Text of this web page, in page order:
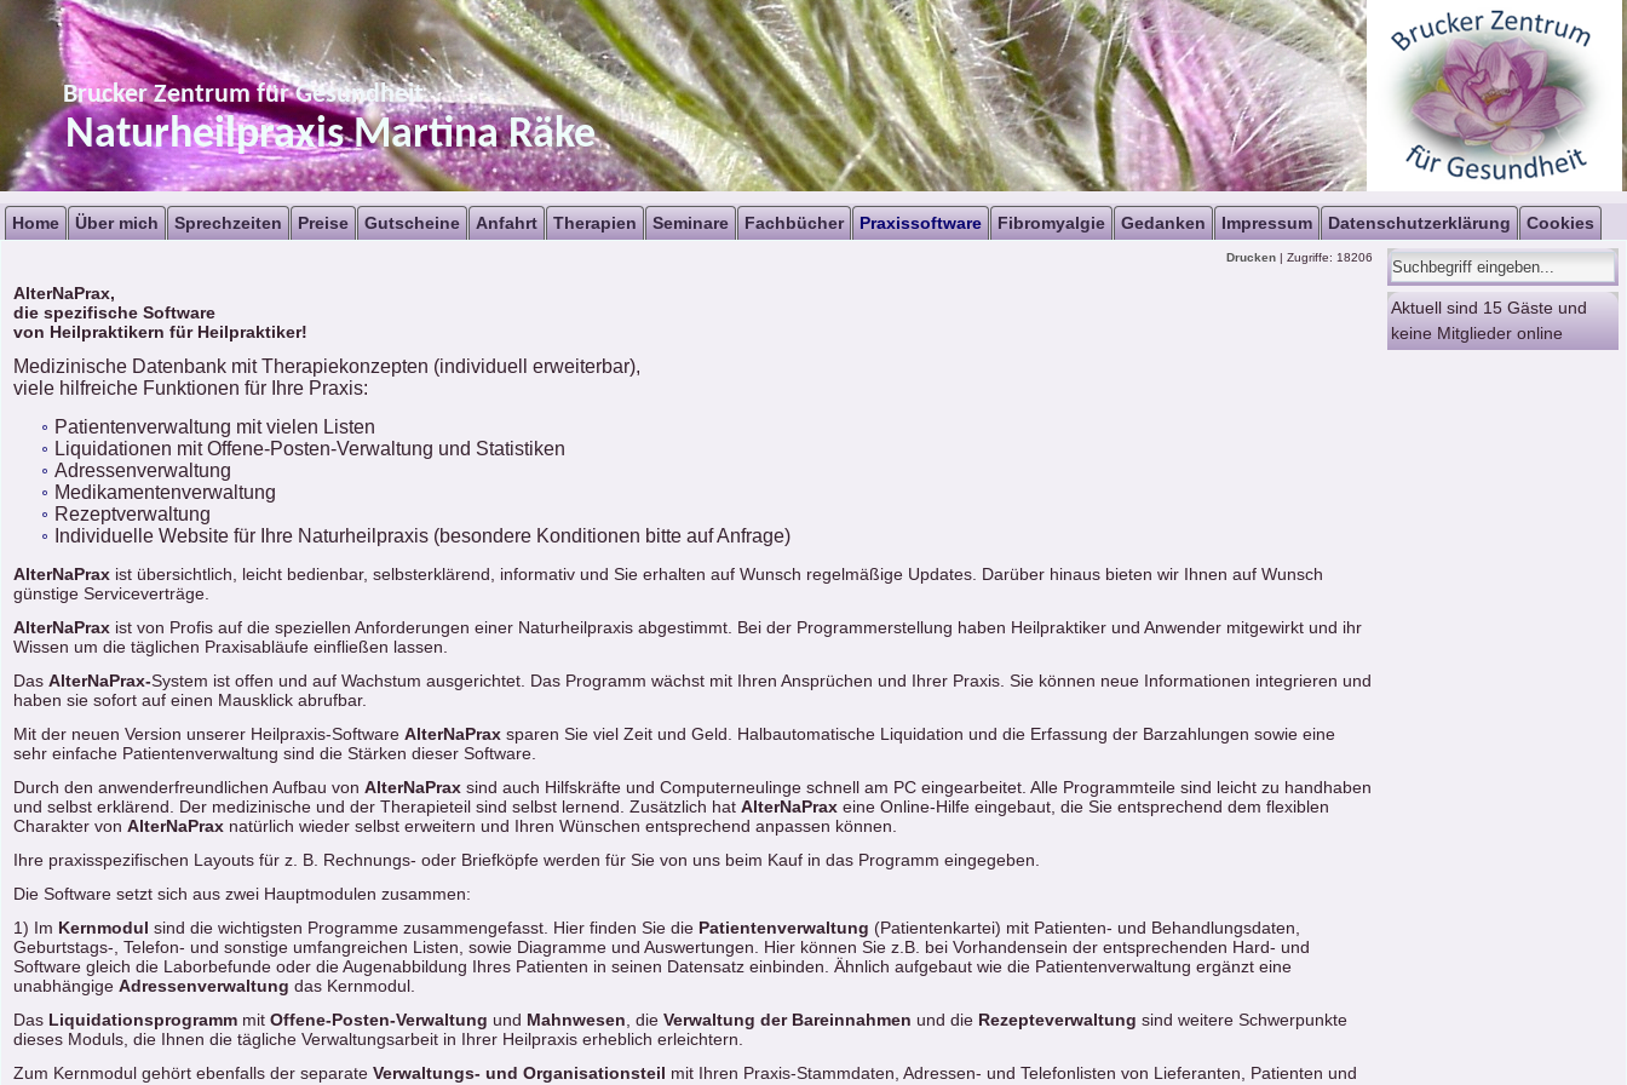
Brucker Zentrum für Gesundheit
Naturheilpraxis Martina Räke
Home Über mich Sprechzeiten Preise Gutscheine Anfahrt Therapien Seminare Fachbücher Praxissoftware Fibromyalgie Gedanken Impressum Datenschutzerklärung Cookies
Drucken | Zugriffe: 18206
AlterNaPrax,
die spezifische Software
von Heilpraktikern für Heilpraktiker!
Medizinische Datenbank mit Therapiekonzepten (individuell erweiterbar),
viele hilfreiche Funktionen für Ihre Praxis:
Patientenverwaltung mit vielen Listen
Liquidationen mit Offene-Posten-Verwaltung und Statistiken
Adressenverwaltung
Medikamentenverwaltung
Rezeptverwaltung
Individuelle Website für Ihre Naturheilpraxis (besondere Konditionen bitte auf Anfrage)
AlterNaPrax ist übersichtlich, leicht bedienbar, selbsterklärend, informativ und Sie erhalten auf Wunsch regelmäßige Updates. Darüber hinaus bieten wir Ihnen auf Wunsch
günstige Serviceverträge.
AlterNaPrax ist von Profis auf die speziellen Anforderungen einer Naturheilpraxis abgestimmt. Bei der Programmerstellung haben Heilpraktiker und Anwender mitgewirkt und ihr
Wissen um die täglichen Praxisabläufe einfließen lassen.
Das AlterNaPrax-System ist offen und auf Wachstum ausgerichtet. Das Programm wächst mit Ihren Ansprüchen und Ihrer Praxis. Sie können neue Informationen integrieren und
haben sie sofort auf einen Mausklick abrufbar.
Mit der neuen Version unserer Heilpraxis-Software AlterNaPrax sparen Sie viel Zeit und Geld. Halbautomatische Liquidation und die Erfassung der Barzahlungen sowie eine
sehr einfache Patientenverwaltung sind die Stärken dieser Software.
Durch den anwenderfreundlichen Aufbau von AlterNaPrax sind auch Hilfskräfte und Computerneulinge schnell am PC eingearbeitet. Alle Programmteile sind leicht zu handhaben
und selbst erklärend. Der medizinische und der Therapieteil sind selbst lernend. Zusätzlich hat AlterNaPrax eine Online-Hilfe eingebaut, die Sie entsprechend dem flexiblen
Charakter von AlterNaPrax natürlich wieder selbst erweitern und Ihren Wünschen entsprechend anpassen können.
Ihre praxisspezifischen Layouts für z. B. Rechnungs- oder Briefköpfe werden für Sie von uns beim Kauf in das Programm eingegeben.
Die Software setzt sich aus zwei Hauptmodulen zusammen:
1) Im Kernmodul sind die wichtigsten Programme zusammengefasst. Hier finden Sie die Patientenverwaltung (Patientenkartei) mit Patienten- und Behandlungsdaten,
Geburtstags-, Telefon- und sonstige umfangreichen Listen, sowie Diagramme und Auswertungen. Hier können Sie z.B. bei Vorhandensein der entsprechenden Hard- und
Software gleich die Laborbefunde oder die Augenabbildung Ihres Patienten in seinen Datensatz einbinden. Ähnlich aufgebaut wie die Patientenverwaltung ergänzt eine
unabhängige Adressenverwaltung das Kernmodul.
Das Liquidationsprogramm mit Offene-Posten-Verwaltung und Mahnwesen , die Verwaltung der Bareinnahmen und die Rezepteverwaltung sind weitere Schwerpunkte
dieses Moduls, die Ihnen die tägliche Verwaltungsarbeit in Ihrer Heilpraxis erheblich erleichtern.
Zum Kernmodul gehört ebenfalls der separate Verwaltungs- und Organisationsteil mit Ihren Praxis-Stammdaten, Adressen- und Telefonlisten von Lieferanten, Patienten und
Aktuell sind 15 Gäste und
keine Mitglieder online